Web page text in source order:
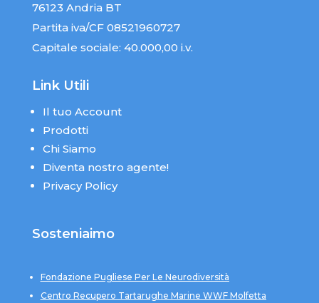
76123 Andria BT
Partita iva/CF 08521960727
Capitale sociale: 40.000,00 i.v.
Link Utili
Il tuo Account
Prodotti
Chi Siamo
Diventa nostro agente!
Privacy Policy
Sosteniaimo
Fondazione Pugliese Per Le Neurodiversità
Centro Recupero Tartarughe Marine WWF Molfetta